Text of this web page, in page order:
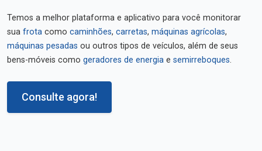
Temos a melhor plataforma e aplicativo para você monitorar
sua frota como caminhões, carretas, máquinas agrícolas,
máquinas pesadas ou outros tipos de veículos, além de seus
bens-móveis como geradores de energia e semirreboques.
Consulte agora!